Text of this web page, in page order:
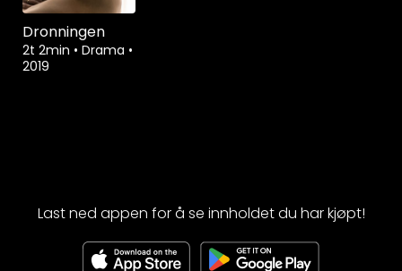
Dronningen
2t 2min • Drama •
2019
Last ned appen for å se innholdet du har kjøpt!